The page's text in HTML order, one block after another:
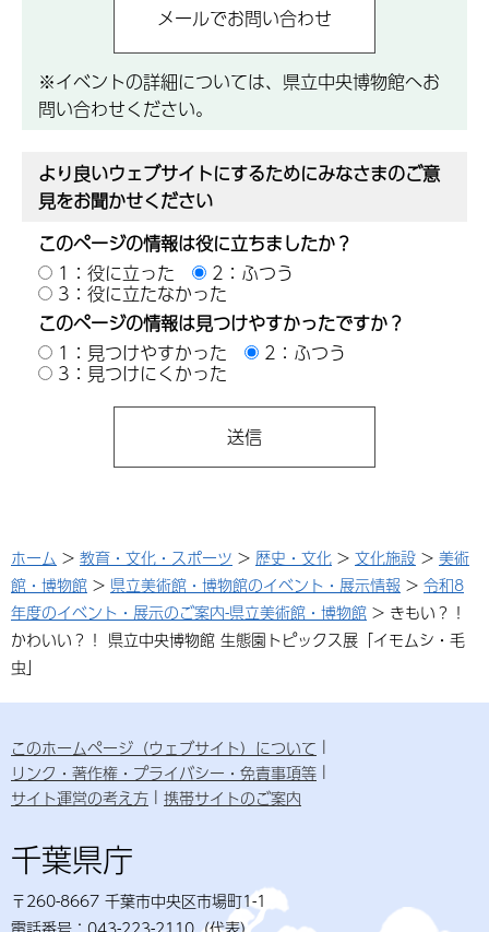
※イベントの詳細については、県立中央博物館へお
問い合わせください。
より良いウェブサイトにするためにみなさまのご意
見をお聞かせください
このページの情報は役に立ちましたか？
1：役に立った
2：ふつう
3：役に立たなかった
このページの情報は見つけやすかったですか？
1：見つけやすかった
2：ふつう
3：見つけにくかった
ホーム > 教育・文化・スポーツ > 歴史・文化 > 文化施設 > 美術
館・博物館 > 県立美術館・博物館のイベント・展示情報 > 令和8
年度のイベント・展示のご案内-県立美術館・博物館 > きもい？！
かわいい？！ 県立中央博物館 生態園トピックス展「イモムシ・毛
虫」
このホームページ（ウェブサイト）について
リンク・著作権・プライバシー・免責事項等
サイト運営の考え方
携帯サイトのご案内
千葉県庁
〒260-8667 千葉市中央区市場町1-1